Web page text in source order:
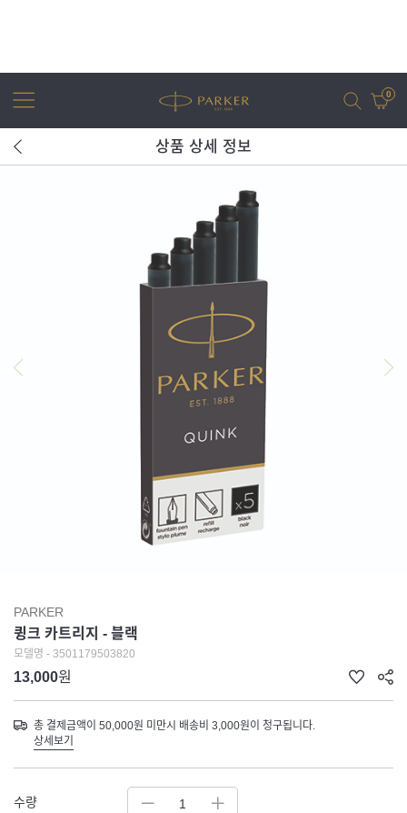
0
상품 상세 정보
PARKER
큉크 카트리지 - 블랙
모델명 - 3501179503820
13,000원
총 결제금액이 50,000원 미만시 배송비 3,000원이 청구됩니다.
상세보기
수량